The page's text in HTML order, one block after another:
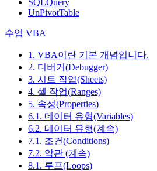
UnPivotTable
수업 VBA
1. VBA이란 기본 개념입니다.
2. 디버거(Debugger)
3. 시트 작업(Sheets)
4. 셀 작업(Ranges)
5. 속성(Properties)
6.1. 데이터 유형(Variables)
6.2. 데이터 유형(계속)
7.1. 조건(Conditions)
7.2. 약관 (계속)
8.1. 루프(Loops)